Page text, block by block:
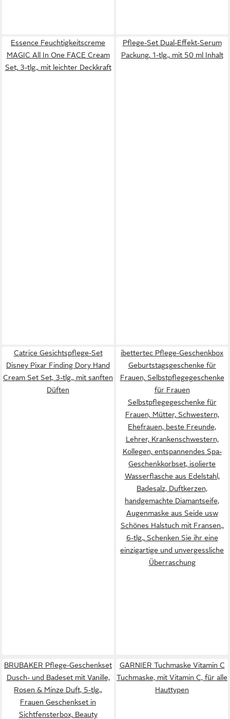
Essence Feuchtigkeitscreme
MAGIC All In One FACE Cream
Set, 3-tlg., mit leichter Deckkraft
Pflege-Set Dual-Effekt-Serum
Packung, 1-tlg., mit 50 ml Inhalt
Catrice Gesichtspflege-Set
Disney Pixar Finding Dory Hand
Cream Set Set, 3-tlg., mit sanften
Düften
ibettertec Pflege-Geschenkbox
Geburtstagsgeschenke für
Frauen, Selbstpflegegeschenke
für Frauen
Selbstpflegegeschenke für
Frauen, Mütter, Schwestern,
Ehefrauen, beste Freunde,
Lehrer, Krankenschwestern,
Kollegen, entspannendes Spa-
Geschenkkorbset, isolierte
Wasserflasche aus Edelstahl,
Badesalz, Duftkerzen,
handgemachte Diamantseife,
Augenmaske aus Seide usw
Schönes Halstuch mit Fransen.,
6-tlg., Schenken Sie ihr eine
einzigartige und unvergessliche
Überraschung
BRUBAKER Pflege-Geschenkset
Dusch- und Badeset mit Vanille,
Rosen & Minze Duft, 5-tlg.,
Frauen Geschenkset in
Sichtfensterbox, Beauty
GARNIER Tuchmaske Vitamin C
Tuchmaske, mit Vitamin C, für alle
Hauttypen